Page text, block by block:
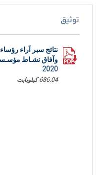
توثيق
نتائج سبر آراء
وآفاق نشـاط
2020
636.04 كيلوبايت